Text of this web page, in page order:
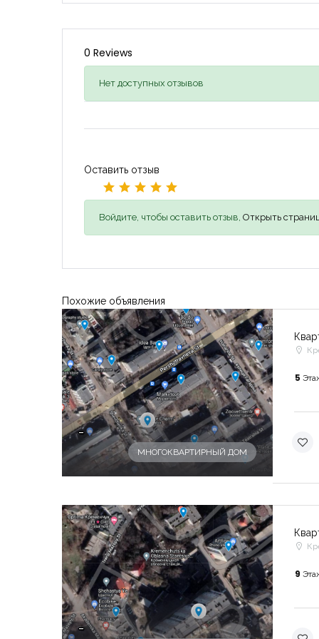
0 Reviews
Нет доступных отзывов
Оставить отзыв
Войдите, чтобы оставить отзыв, Открыть
Похожие объявления
-
МНОГОКВАРТИРНЫЙ ДОМ
5
-
9